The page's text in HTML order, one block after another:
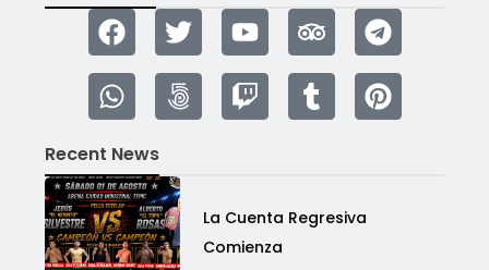
Recent News
La Cuenta Regresiva
Comienza